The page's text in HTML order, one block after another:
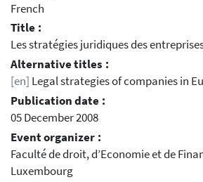
French
Title :
Les stratégies juridiques des
Alternative titles :
[en] Legal strategies of companies in
Publication date :
05 December 2008
Event organizer :
Faculté de droit, d’Economie et de
Luxembourg